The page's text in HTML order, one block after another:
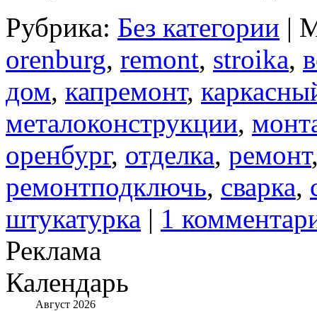
Рубрика: Без категории |
orenburg, remont, stroika,
дом, капремонт,
металоконструкции,
оренбург, отделка, ремонт
ремонтподключь, сварка,
штукатурка | 1
Реклама
Календарь
Август 2026